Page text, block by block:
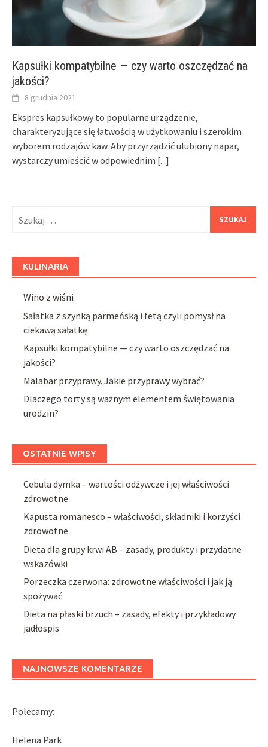
Kapsułki kompatybilne — czy warto oszczędzać na
jakości?
8 grudnia 2021
Ekspres kapsułkowy to popularne urządzenie,
charakteryzujące się łatwością w użytkowaniu i szerokim
wyborem rodzajów kaw. Aby przyrządzić ulubiony napar,
wystarczy umieścić w odpowiednim [...]
KULINARIA
Wino z wiśni
Sałatka z szynką parmeńską i fetą czyli pomysł na
ciekawą sałatkę
Kapsułki kompatybilne — czy warto oszczędzać na
jakości?
Malabar przyprawy. Jakie przyprawy wybrać?
Dlaczego torty są ważnym elementem świętowania
urodzin?
OSTATNIE WPISY
Cebula dymka – wartości odżywcze i jej właściwości
zdrowotne
Kapusta romanesco – właściwości, składniki i korzyści
zdrowotne
Dieta dla grupy krwi AB – zasady, produkty i przydatne
wskazówki
Porzeczka czerwona: zdrowotne właściwości i jak ją
spożywać
Dieta na płaski brzuch – zasady, efekty i przykładowy
jadłospis
NAJNOWSZE KOMENTARZE
Polecamy:
Helena Park